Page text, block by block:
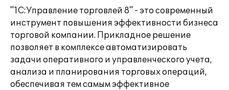
"1С:Управление торговлей 8" - это современный
инструмент повышения эффективности бизнеса
торговой компании. Прикладное решение
позволяет в комплексе автоматизировать
задачи оперативного и управленческого учета,
анализа и планирования торговых операций,
обеспечивая тем самым эффективное